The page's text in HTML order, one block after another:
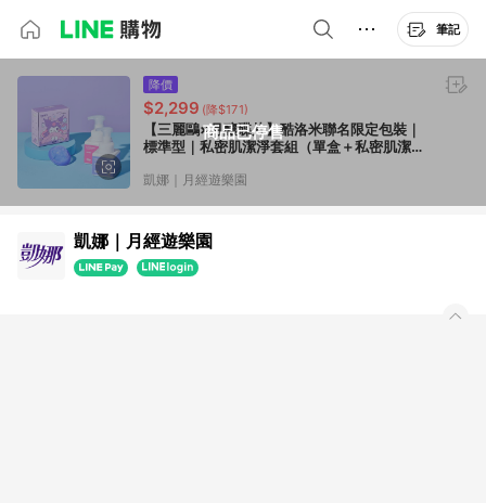
筆記
商品已停售
降價
$2,299 (降$171)
【三麗鷗×月釀碟片】酷洛米聯名限定包裝｜
標準型｜私密肌潔淨套組（單盒＋私密肌潔淨
凱娜｜月經遊樂園
凱娜｜月經遊樂園